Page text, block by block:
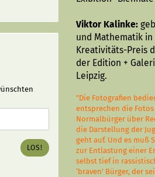
Viktor Kalinke:
und Mathematik in
Kreativitäts-Preis
der Edition +
Leipzig.
"Die Fotografien
entsprechen die
Normalbürger über
die Darstellung der
geht auf. Und es muß
zur Entlastung einer
selbst tief in
‘braven’ Bürger, der
LOS!